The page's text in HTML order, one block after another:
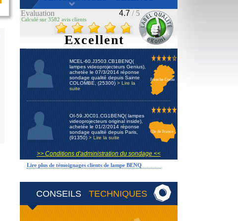
CONSEILS TECHNIQUES
Evaluation 4.7 / 5
Calculé sur 3582 avis clients
Excellent
MCEL-60.J3503.CB1BENQ(
lampes videoprojecteurs Genius),
achetée le 07/3/2014 réponse
sondage qualité depuis Sainte
COLOMBE, (25300) > Lire la
suite
Franche Comte
OI-59.J0C01.CG1BENQ( lampes
videoprojecteurs original inside),
achetée le 01/2/2014 réponse
sondage qualité depuis Paris,
(91350) > Lire la suite
Ile de France
>> Conditions d'administration du sondage <<
Lire plus de témoignages clients de lampe BENQ